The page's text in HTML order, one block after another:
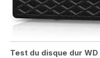
Test du disque dur